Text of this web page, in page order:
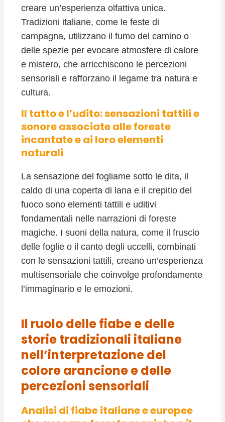
creare un’esperienza olfattiva unica.
Tradizioni italiane, come le feste di
campagna, utilizzano il fumo del camino o
delle spezie per evocare atmosfere di calore
e mistero, che arricchiscono le percezioni
sensoriali e rafforzano il legame tra natura e
cultura.
Il tatto e l’udito: sensazioni tattili e
sonore associate alle foreste
incantate e ai loro elementi
naturali
La sensazione del fogliame sotto le dita, il
caldo di una coperta di lana e il crepitio del
fuoco sono elementi tattili e uditivi
fondamentali nelle narrazioni di foreste
magiche. I suoni della natura, come il fruscio
delle foglie o il canto degli uccelli, combinati
con le sensazioni tattili, creano un’esperienza
multisensoriale che coinvolge profondamente
l’immaginario e le emozioni.
Il ruolo delle fiabe e delle
storie tradizionali italiane
nell’interpretazione del
colore arancione e delle
percezioni sensoriali
Analisi di fiabe italiane e europee